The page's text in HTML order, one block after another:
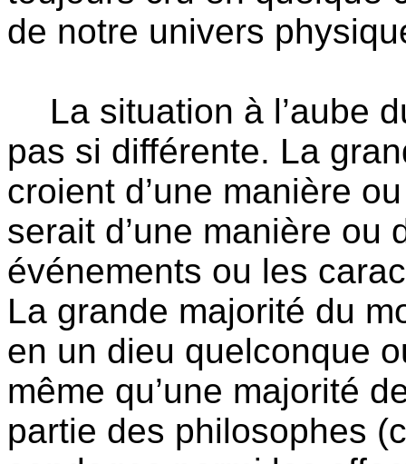
de notre univers
La situation à l’aube
pas si différente. La
croient d’une manière
serait d’une manière ou
événements ou les
La grande majorité du
en un dieu quelconque
même qu’une majorité
partie des philosophes